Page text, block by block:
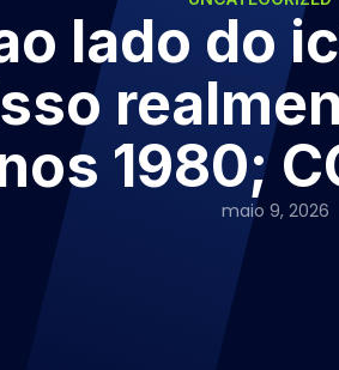
lado do
1980;
maio 9, 2026